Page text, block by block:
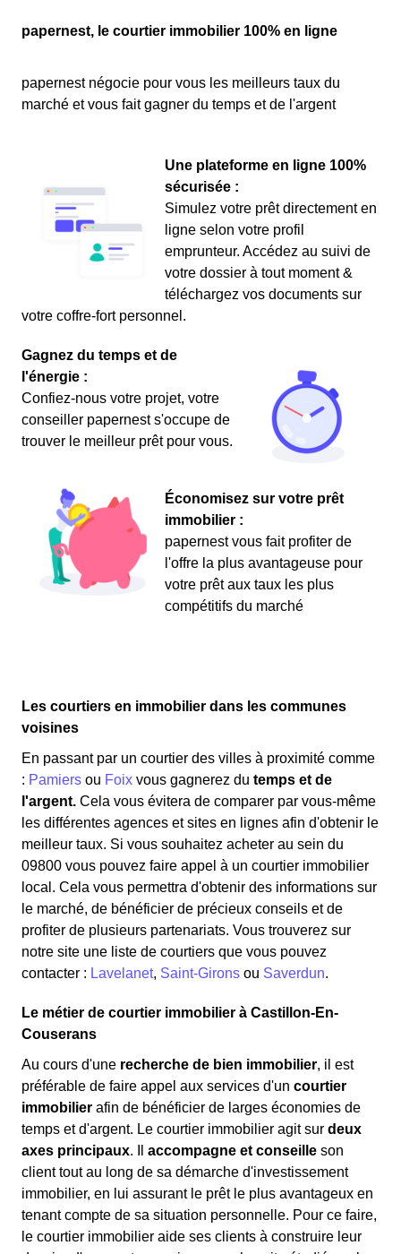
papernest, le courtier immobilier 100% en ligne
papernest négocie pour vous les meilleurs taux du
marché et vous fait gagner du temps et de l'argent
Une plateforme en ligne 100%
sécurisée :
Simulez votre prêt directement en
ligne selon votre profil
emprunteur. Accédez au suivi de
votre dossier à tout moment &
téléchargez vos documents sur
votre coffre-fort personnel.
Gagnez du temps et de
l'énergie :
Confiez-nous votre projet, votre
conseiller papernest s'occupe de
trouver le meilleur prêt pour vous.
Économisez sur votre prêt
immobilier :
papernest vous fait profiter de
l'offre la plus avantageuse pour
votre prêt aux taux les plus
compétitifs du marché
Les courtiers en immobilier dans les communes
voisines
En passant par un courtier des villes à proximité comme
: Pamiers ou Foix vous gagnerez du temps et de
l'argent. Cela vous évitera de comparer par vous-même
les différentes agences et sites en lignes afin d'obtenir le
meilleur taux. Si vous souhaitez acheter au sein du
09800 vous pouvez faire appel à un courtier immobilier
local. Cela vous permettra d'obtenir des informations sur
le marché, de bénéficier de précieux conseils et de
profiter de plusieurs partenariats. Vous trouverez sur
notre site une liste de courtiers que vous pouvez
contacter : Lavelanet, Saint-Girons ou Saverdun.
Le métier de courtier immobilier à Castillon-En-
Couserans
Au cours d'une recherche de bien immobilier, il est
préférable de faire appel aux services d'un courtier
immobilier afin de bénéficier de larges économies de
temps et d'argent. Le courtier immobilier agit sur deux
axes principaux. Il accompagne et conseille son
client tout au long de sa démarche d'investissement
immobilier, en lui assurant le prêt le plus avantageux en
tenant compte de sa situation personnelle. Pour ce faire,
le courtier immobilier aide ses clients à construire leur